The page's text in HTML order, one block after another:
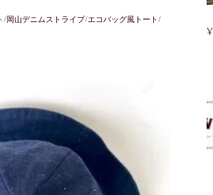
/岡山デニムストライプ/エコバッグ風トート/
¥